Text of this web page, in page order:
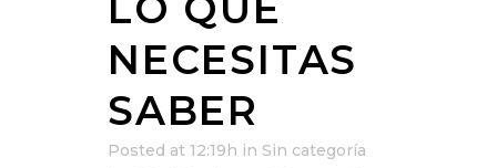
NECESITAS
SABER
Posted at 12:19h in Sin categoría